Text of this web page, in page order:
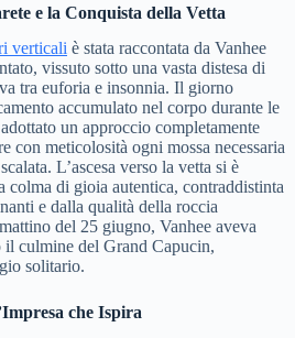
e la Conquista della Vetta
verticali è stata raccontata da Vanhee
vissuto sotto una vasta distesa di
tra euforia e insonnia. Il giorno
accumulato nel corpo durante le
un approccio completamente
con meticolosità ogni mossa necessaria
L’ascesa verso la vetta si è
colma di gioia autentica, contraddistinta
e dalla qualità della roccia
del 25 giugno, Vanhee aveva
culmine del Grand Capucin,
solitario.
che Ispira